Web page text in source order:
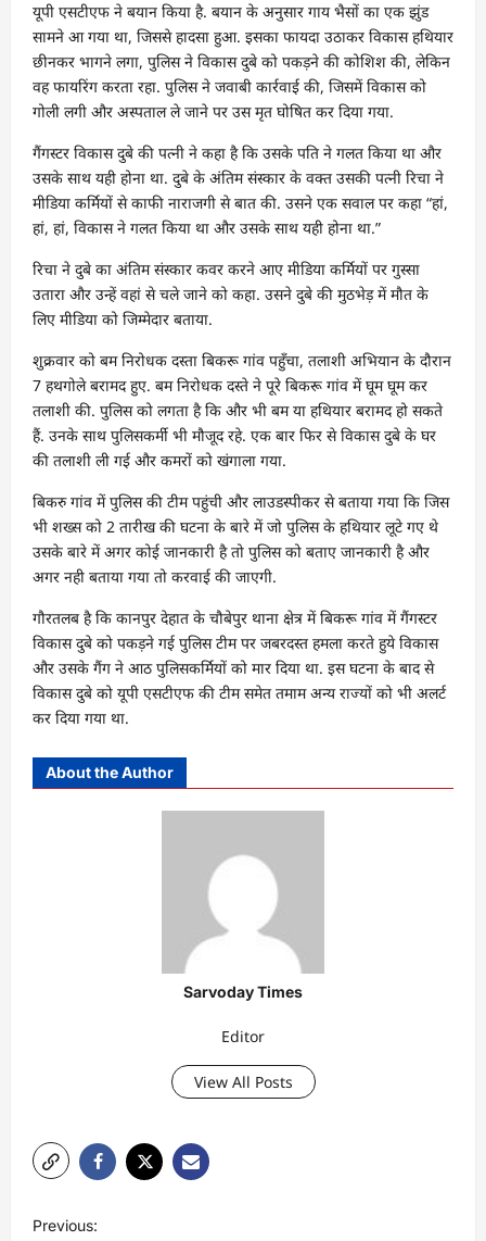
यूपी एसटीएफ ने बयान किया है. बयान के अनुसार गाय भैसों का एक झुंड
सामने आ गया था, जिससे हादसा हुआ. इसका फायदा उठाकर विकास हथियार
छीनकर भागने लगा, पुलिस ने विकास दुबे को पकड़ने की कोशिश की, लेकिन
वह फायरिंग करता रहा. पुलिस ने जवाबी कार्रवाई की, जिसमें विकास को
गोली लगी और अस्पताल ले जाने पर उस मृत घोषित कर दिया गया.
गैंगस्टर विकास दुबे की पत्नी ने कहा है कि उसके पति ने गलत किया था और
उसके साथ यही होना था. दुबे के अंतिम संस्कार के वक्त उसकी पत्नी रिचा ने
मीडिया कर्मियों से काफी नाराजगी से बात की. उसने एक सवाल पर कहा “हां,
हां, हां, विकास ने गलत किया था और उसके साथ यही होना था.”
रिचा ने दुबे का अंतिम संस्कार कवर करने आए मीडिया कर्मियों पर गुस्सा
उतारा और उन्हें वहां से चले जाने को कहा. उसने दुबे की मुठभेड़ में मौत के
लिए मीडिया को जिम्मेदार बताया.
शुक्रवार को बम निरोधक दस्ता बिकरू गांव पहुँचा, तलाशी अभियान के दौरान
7 हथगोले बरामद हुए. बम निरोधक दस्ते ने पूरे बिकरू गांव में घूम घूम कर
तलाशी की. पुलिस को लगता है कि और भी बम या हथियार बरामद हो सकते
हैं. उनके साथ पुलिसकर्मी भी मौजूद रहे. एक बार फिर से विकास दुबे के घर
की तलाशी ली गई और कमरों को खंगाला गया.
बिकरु गांव में पुलिस की टीम पहुंची और लाउडस्पीकर से बताया गया कि जिस
भी शख्स को 2 तारीख की घटना के बारे में जो पुलिस के हथियार लूटे गए थे
उसके बारे में अगर कोई जानकारी है तो पुलिस को बताए जानकारी है और
अगर नही बताया गया तो करवाई की जाएगी.
गौरतलब है कि कानपुर देहात के चौबेपुर थाना क्षेत्र में बिकरू गांव में गैंगस्टर
विकास दुबे को पकड़ने गई पुलिस टीम पर जबरदस्त हमला करते हुये विकास
और उसके गैंग ने आठ पुलिसकर्मियों को मार दिया था. इस घटना के बाद से
विकास दुबे को यूपी एसटीएफ की टीम समेत तमाम अन्य राज्यों को भी अलर्ट
कर दिया गया था.
About the Author
Sarvoday Times
Editor
View All Posts
Previous: